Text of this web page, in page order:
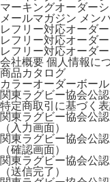
マーキングオーダー
メールマガジン メン
レフリー対応オーダ
レフリー対応オーダ
レフリー対応オーダ
会社概要 個人情報に
商品カタログ
カラーオーダーボール
関東ラグビー協会公
特定商取引に基づく
関東ラグビー協会公
（入力画面）
関東ラグビー協会公
（確認画面）
関東ラグビー協会公
（送信完了）